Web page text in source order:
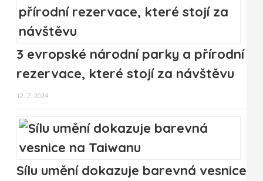
3 evropské národní parky a přírodní
rezervace, které stojí za návštěvu
12. 7. 2024
Sílu umění dokazuje barevná vesnice